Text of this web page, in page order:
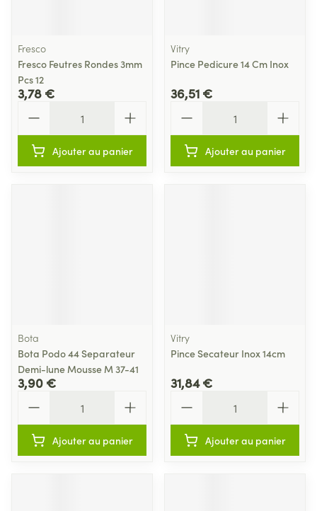
Fresco
Fresco Feutres Rondes 3mm
Pcs 12
3,78 €
Ajouter au panier
Vitry
Pince Pedicure 14 Cm Inox
36,51 €
Ajouter au panier
Bota
Bota Podo 44 Separateur
Demi-lune Mousse M 37-41
3,90 €
Ajouter au panier
Vitry
Pince Secateur Inox 14cm
31,84 €
Ajouter au panier